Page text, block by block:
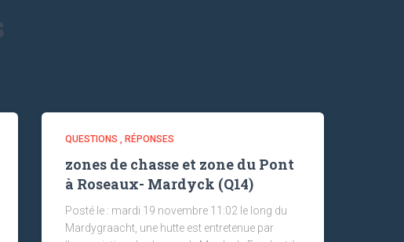
QUESTIONS , RÉPONSES
zones de chasse et zone du Pont
à Roseaux- Mardyck (Q14)
Posté le : mardi 19 novembre 11:02 le long du
Mardygraacht, une hutte est entretenue par